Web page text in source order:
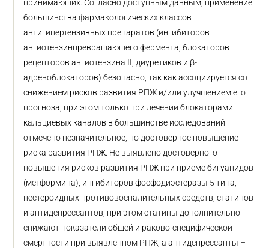
принимающих. Согласно доступным данным, применение
большинства фармакологических классов
антигипертензивных препаратов (ингибиторов
ангиотензинпревращающего фермента, блокаторов
рецепторов ангиотензина II, диуретиков и β-
адреноблокаторов) безопасно, так как ассоциируется со
снижением рисков развития РПЖ и/или улучшением его
прогноза, при этом только при лечении блокаторами
кальциевых каналов в большинстве исследований
отмечено незначительное, но достоверное повышение
риска развития РПЖ. Не выявлено достоверного
повышения рисков развития РПЖ при приеме бигуанидов
(метформина), ингибиторов фосфодиэстеразы 5 типа,
нестероидных противовоспалительных средств, статинов
и антидепрессантов, при этом статины дополнительно
снижают показатели общей и раково-специфической
смертности при выявленном РПЖ, а антидепрессанты –